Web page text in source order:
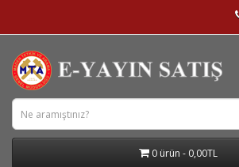
0 ürün - 0,00TL